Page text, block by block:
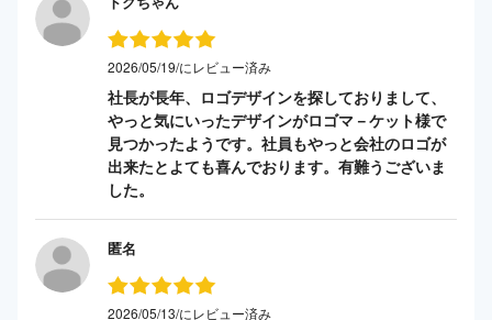
2026/05/19/にレビュー済み
社長が長年、ロゴデザインを探しておりまして、
やっと気にいったデザインがロゴマ－ケット様で
見つかったようです。社員もやっと会社のロゴが
出来たとよても喜んでおります。有難うございま
した。
匿名
2026/05/13/にレビュー済み